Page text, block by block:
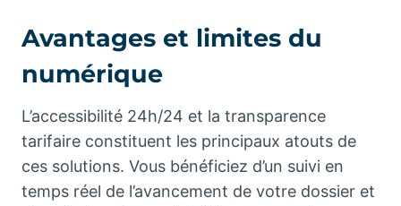
Avantages et limites du
numérique
L’accessibilité 24h/24 et la transparence
tarifaire constituent les principaux atouts de
ces solutions. Vous bénéficiez d’un suivi en
temps réel de l’avancement de votre dossier et